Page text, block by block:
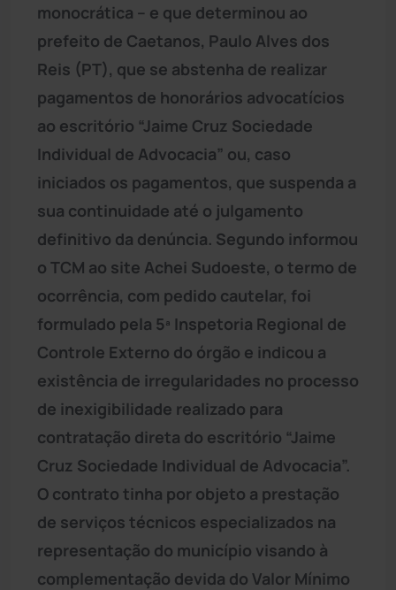
monocrática – e que determinou ao
prefeito de Caetanos, Paulo Alves dos
Reis (PT), que se abstenha de realizar
pagamentos de honorários advocatícios
ao escritório “Jaime Cruz Sociedade
Individual de Advocacia” ou, caso
iniciados os pagamentos, que suspenda a
sua continuidade até o julgamento
definitivo da denúncia. Segundo informou
o TCM ao site Achei Sudoeste, o termo de
ocorrência, com pedido cautelar, foi
formulado pela 5ª Inspetoria Regional de
Controle Externo do órgão e indicou a
existência de irregularidades no processo
de inexigibilidade realizado para
contratação direta do escritório “Jaime
Cruz Sociedade Individual de Advocacia”.
O contrato tinha por objeto a prestação
de serviços técnicos especializados na
representação do município visando à
complementação devida do Valor Mínimo